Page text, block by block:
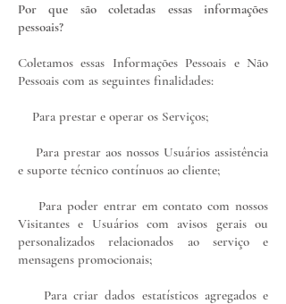
​Por que são coletadas essas informações
pessoais?
Coletamos essas Informações Pessoais e Não
Pessoais com as seguintes finalidades:
Para prestar e operar os Serviços;
Para prestar aos nossos Usuários assistência
e suporte técnico contínuos ao cliente;
Para poder entrar em contato com nossos
Visitantes e Usuários com avisos gerais ou
personalizados relacionados ao serviço e
mensagens promocionais;
Para criar dados estatísticos agregados e